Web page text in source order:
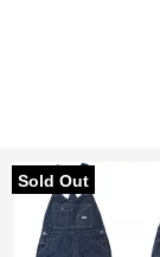
Sold Out